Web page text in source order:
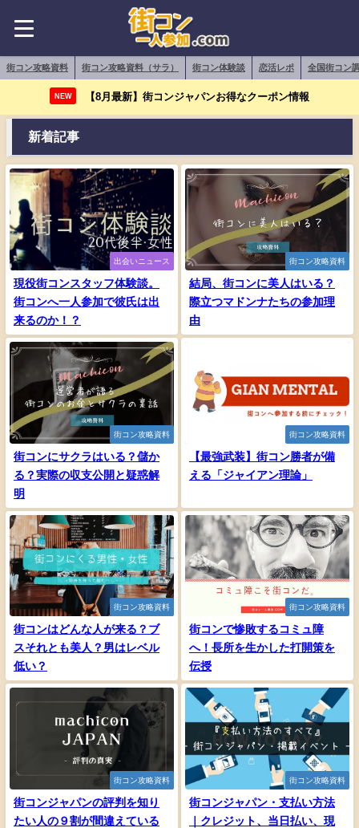
街コン攻略資料 街コン攻略資料（サラ） 街コン体験談 恋活レポ 全国街コン
NEW 【8月最新】街コンジャパンお得なクーポン情報
新着記事
出会いニュース
現役街コンスタッフ体験談。
街コンへ一人参加で彼氏は出
来るのか！？
街コン攻略資料
結局、街コンに美人はいる？
際立つマドンナたちの参加理
由
街コン攻略資料
街コンにサクラはいる？儲か
る？実際の収支公開と疑惑解
明
街コン攻略資料
【最強武装】街コン勝者が備
える「ジャイアン理論」
街コン攻略資料
街コンはどんな人が来る？ブ
スそれとも美人？男はレベル
低い？
街コン攻略資料
街コンで惨敗するコミュ障
へ！長所を生かした打開策を
伝授
街コン攻略資料
街コンジャパンの評判を知り
たい人の９割が間違えている
街コン攻略資料
街コンジャパン・支払い方法
｜クレジット、当日払い、現